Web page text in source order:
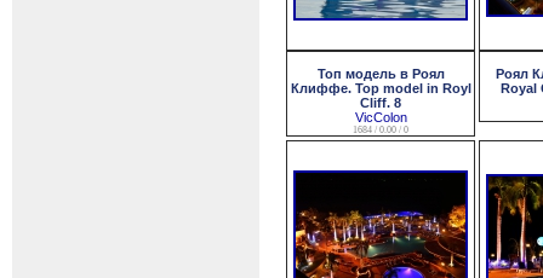
Топ модель в Роял
Клиффе. Top model in Royl
Cliff. 8
VicColon
1684 / 0.00 / 0
Роял
Royal